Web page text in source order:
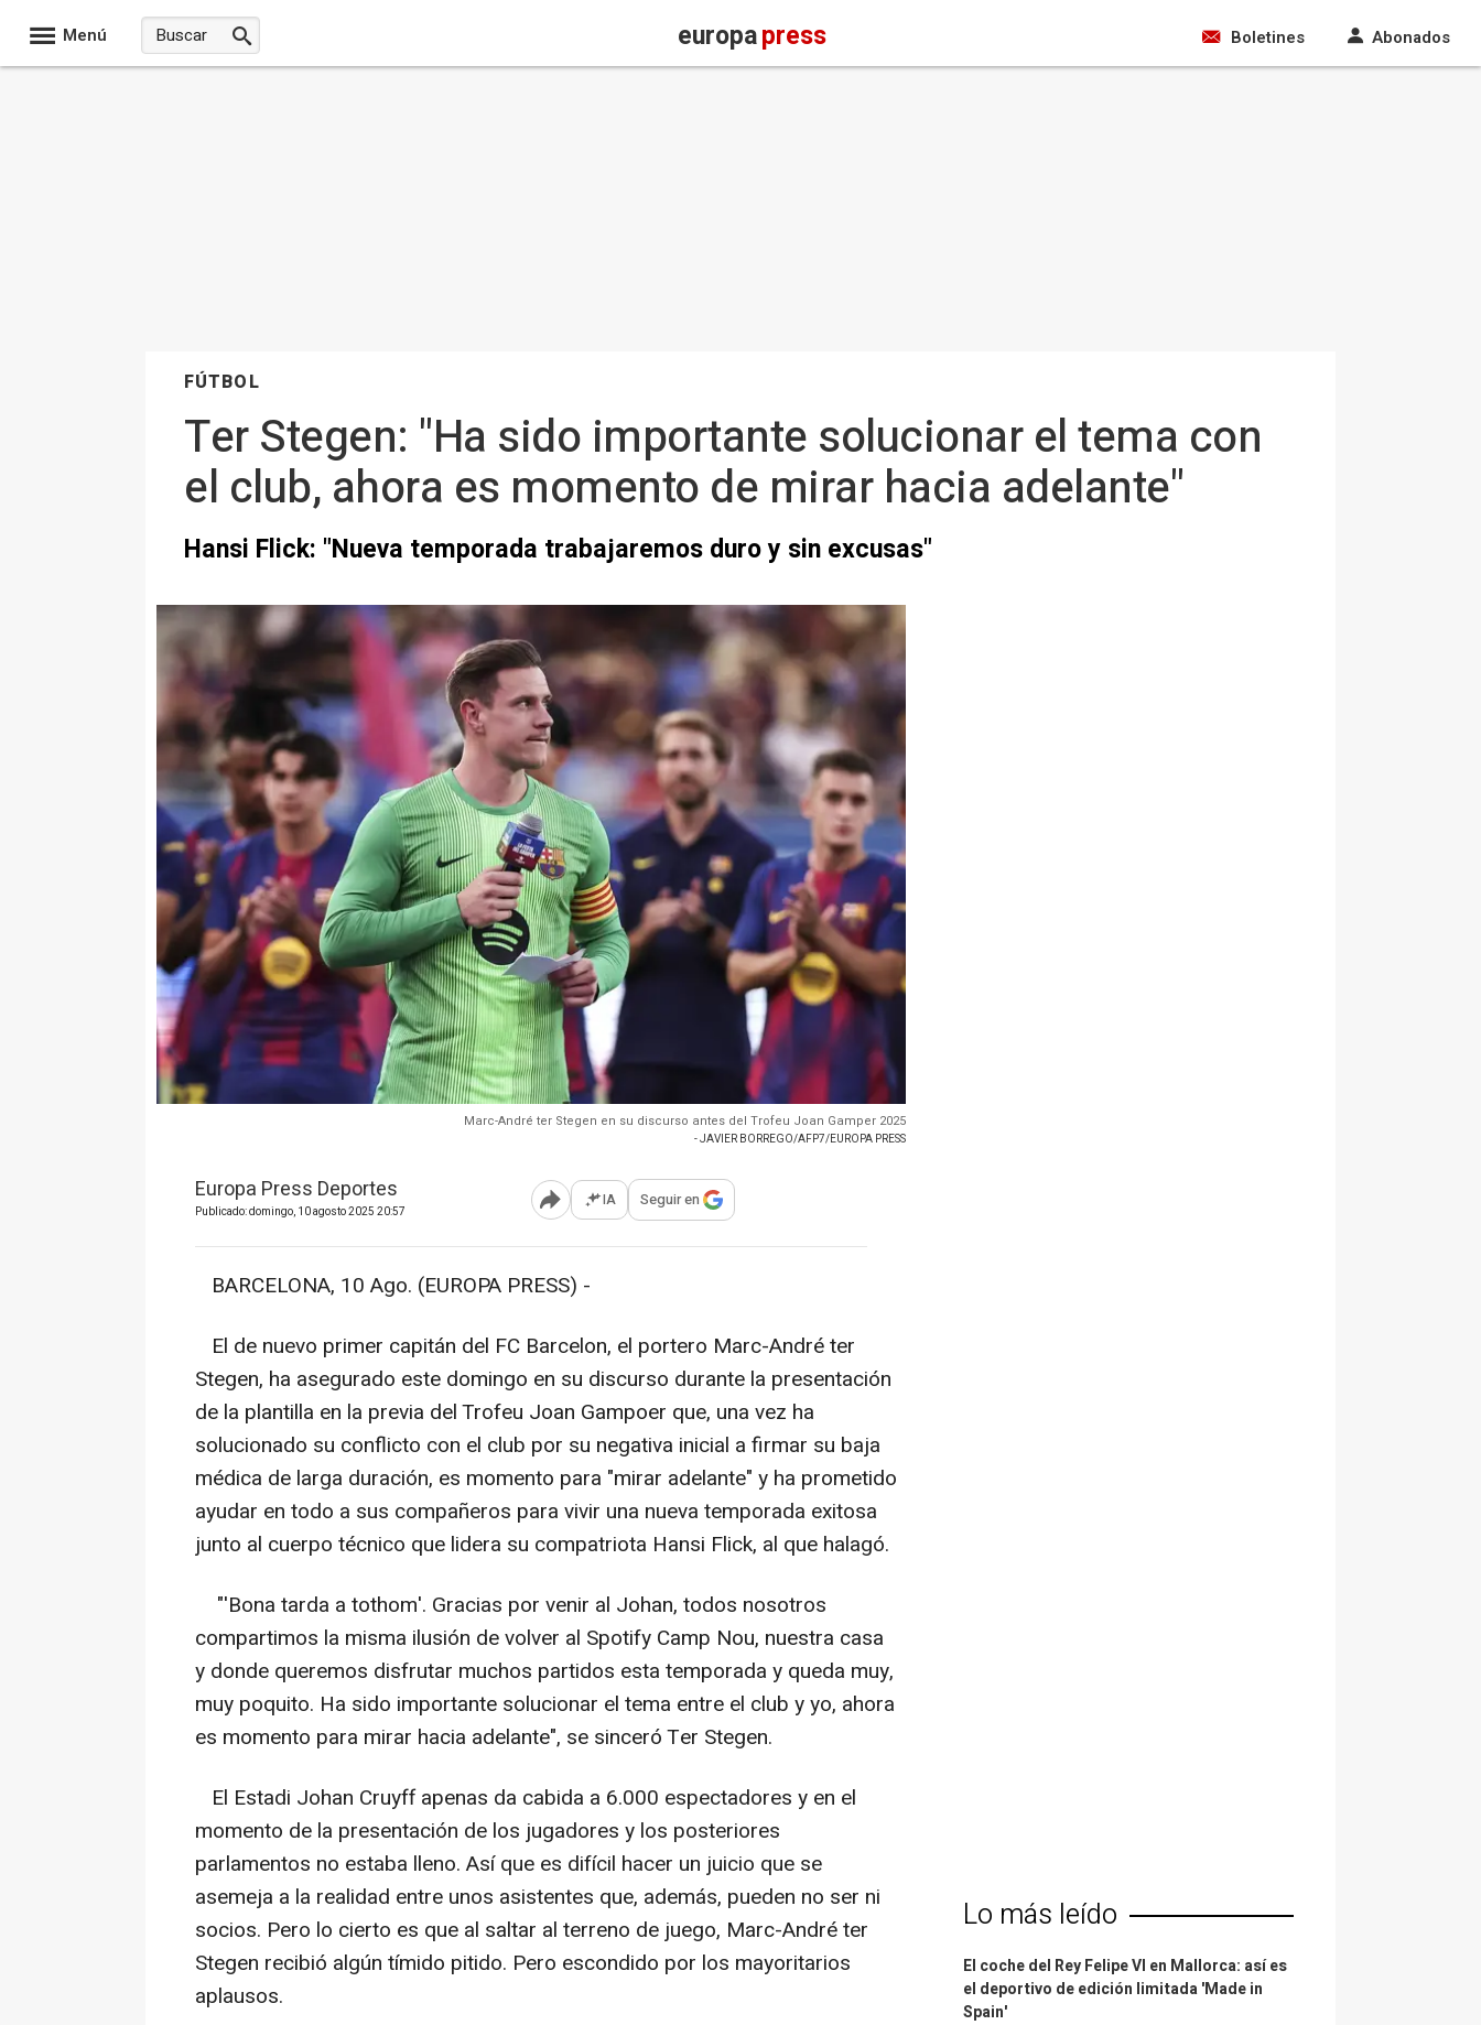
Menú europapress Boletines Abonados
FÚTBOL
Ter Stegen: "Ha sido importante solucionar el tema con
el club, ahora es momento de mirar hacia adelante"
Hansi Flick: "Nueva temporada trabajaremos duro y sin excusas"
Marc-André ter Stegen en su discurso antes del Trofeu Joan Gamper 2025
- JAVIER BORREGO/AFP7/EUROPA PRESS
Europa Press Deportes
Publicado: domingo, 10 agosto 2025 20:57 Abrir opciones para compartir
IA Seguir en
BARCELONA, 10 Ago. (EUROPA PRESS) -
El de nuevo primer capitán del FC Barcelon, el portero Marc-André ter
Stegen, ha asegurado este domingo en su discurso durante la presentación
de la plantilla en la previa del Trofeu Joan Gampoer que, una vez ha
solucionado su conflicto con el club por su negativa inicial a firmar su baja
médica de larga duración, es momento para "mirar adelante" y ha prometido
ayudar en todo a sus compañeros para vivir una nueva temporada exitosa
junto al cuerpo técnico que lidera su compatriota Hansi Flick, al que halagó.
"'Bona tarda a tothom'. Gracias por venir al Johan, todos nosotros
compartimos la misma ilusión de volver al Spotify Camp Nou, nuestra casa
y donde queremos disfrutar muchos partidos esta temporada y queda muy,
muy poquito. Ha sido importante solucionar el tema entre el club y yo, ahora
es momento para mirar hacia adelante", se sinceró Ter Stegen.
El Estadi Johan Cruyff apenas da cabida a 6.000 espectadores y en el
momento de la presentación de los jugadores y los posteriores
parlamentos no estaba lleno. Así que es difícil hacer un juicio que se
asemeja a la realidad entre unos asistentes que, además, pueden no ser ni
socios. Pero lo cierto es que al saltar al terreno de juego, Marc-André ter
Stegen recibió algún tímido pitido. Pero escondido por los mayoritarios
aplausos.
Lo más leído
El coche del Rey Felipe VI en Mallorca: así es
el deportivo de edición limitada 'Made in
Spain'